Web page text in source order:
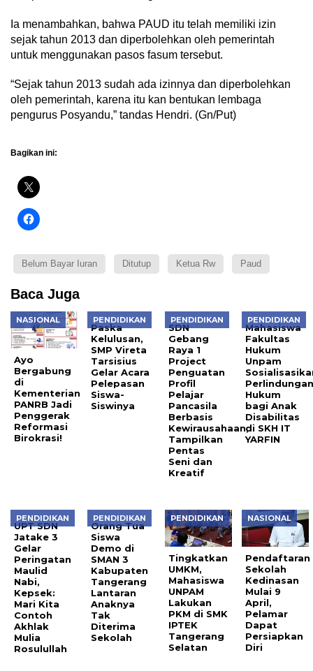
Ia menambahkan, bahwa PAUD itu telah memiliki izin
sejak tahun 2013 dan diperbolehkan oleh pemerintah
untuk menggunakan pasos fasum tersebut.
“Sejak tahun 2013 sudah ada izinnya dan diperbolehkan
oleh pemerintah, karena itu kan bentukan lembaga
pengurus Posyandu,” tandas Hendri. (Gn/Put)
Bagikan ini:
Belum Bayar Iuran Ditutup Ketua Rw Paud
Baca Juga
NASIONAL
Ayo
Bergabung
di
Kementerian
PANRB Jadi
Penggerak
Reformasi
Birokrasi!
PENDIDIKAN
Paska
Kelulusan,
SMP Vireta
Tarsisius
Gelar Acara
Pelepasan
Siswa-
Siswinya
PENDIDIKAN
SDN
Gebang
Raya 1
Project
Penguatan
Profil
Pelajar
Pancasila
Berbasis
Kewirausahaan,
Tampilkan
Pentas
Seni dan
Kreatif
PENDIDIKAN
Mahasiswa
Fakultas
Hukum
Unpam
Hukum
bagi Anak
Disabilitas
di SKH IT
YARFIN
PENDIDIKAN
UPT SDN
Jatake 3
Gelar
Peringatan
Maulid
Nabi,
Kepsek:
Mari Kita
Contoh
Akhlak
Mulia
Rosulullah
PENDIDIKAN
Orang Tua
Siswa
Demo di
SMAN 3
Kabupaten
Tangerang
Lantaran
Anaknya
Tak
Diterima
Sekolah
PENDIDIKAN
Tingkatkan
UMKM,
Mahasiswa
UNPAM
Lakukan
PKM di SMK
IPTEK
Tangerang
Selatan
NASIONAL
Pendaftaran
Sekolah
Kedinasan
Mulai 9
April,
Pelamar
Dapat
Persiapkan
Diri